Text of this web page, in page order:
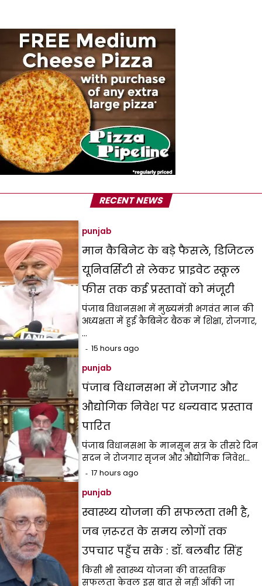
RECENT NEWS
punjab
मान कैबिनेट के बड़े फैसले, डिजिटल
यूनिवर्सिटी से लेकर प्राइवेट स्कूल
फीस तक कई प्रस्तावों को मंजूरी
पंजाब विधानसभा में मुख्यमंत्री भगवंत मान की
अध्यक्षता में हुई कैबिनेट बैठक में शिक्षा, रोजगार,
…
15 hours ago
punjab
पंजाब विधानसभा में रोजगार और
औद्योगिक निवेश पर धन्यवाद प्रस्ताव
पारित
पंजाब विधानसभा के मानसून सत्र के तीसरे दिन
सदन ने रोजगार सृजन और औद्योगिक निवेश…
17 hours ago
punjab
स्वास्थ्य योजना की सफलता तभी है,
जब ज़रूरत के समय लोगों तक
उपचार पहुँच सके : डॉ. बलबीर सिंह
किसी भी स्वास्थ्य योजना की वास्तविक
सफलता केवल इस बात से नहीं आँकी जा